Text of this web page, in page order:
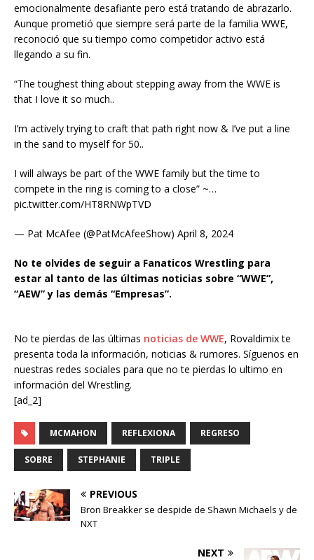
emocionalmente desafiante pero está tratando de abrazarlo.
Aunque prometió que siempre será parte de la familia WWE,
reconoció que su tiempo como competidor activo está
llegando a su fin.
“The toughest thing about stepping away from the WWE is
that I love it so much..
I’m actively trying to craft that path right now & I’ve put a line
in the sand to myself for 50..
I will always be part of the WWE family but the time to
compete in the ring is coming to a close” ~…
pic.twitter.com/HT8RNWpTVD
— Pat McAfee (@PatMcAfeeShow) April 8, 2024
No te olvides de seguir a Fanaticos Wrestling para
estar al tanto de las últimas noticias sobre “WWE”,
“AEW” y las demás “Empresas”.
No te pierdas de las últimas noticias de WWE, Rovaldimix te
presenta toda la información, noticias & rumores. Síguenos en
nuestras redes sociales para que no te pierdas lo ultimo en
información del Wrestling.
[ad_2]
MCMAHON REFLEXIONA REGRESO
SOBRE STEPHANIE TRIPLE
PREVIOUS
Bron Breakker se despide de Shawn Michaels y de
NXT
NEXT